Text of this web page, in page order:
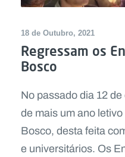
18 de Outubro, 2021
Regressam os
Bosco
No passado dia 12
de mais um ano
Bosco, desta feita
e universitários. Os